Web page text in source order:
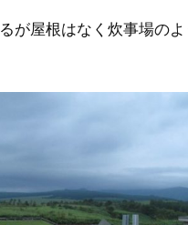
が屋根はなく炊事場の